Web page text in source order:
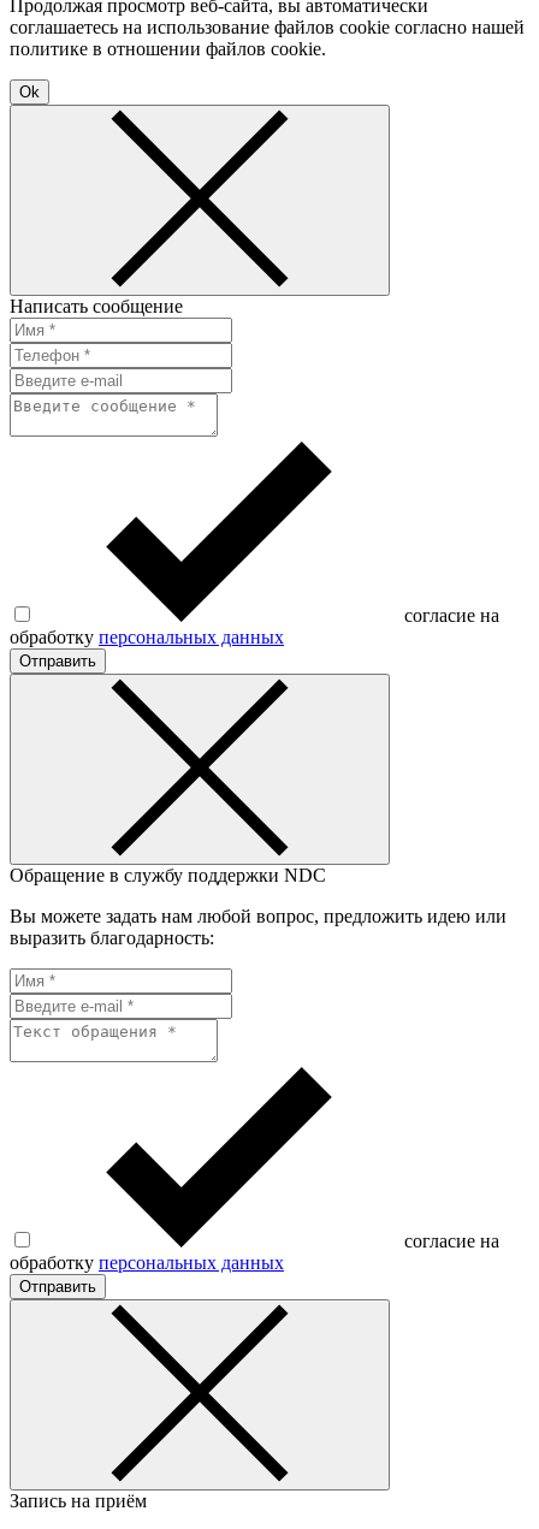
Продолжая просмотр веб-сайта, вы автоматически
соглашаетесь на использование файлов cookie согласно нашей
политике в отношении файлов cookie.
Ok
Написать сообщение
согласие на
обработку персональных данных
Отправить
Обращение в службу поддержки NDC
Вы можете задать нам любой вопрос, предложить идею или
выразить благодарность:
согласие на
обработку персональных данных
Отправить
Запись на приём